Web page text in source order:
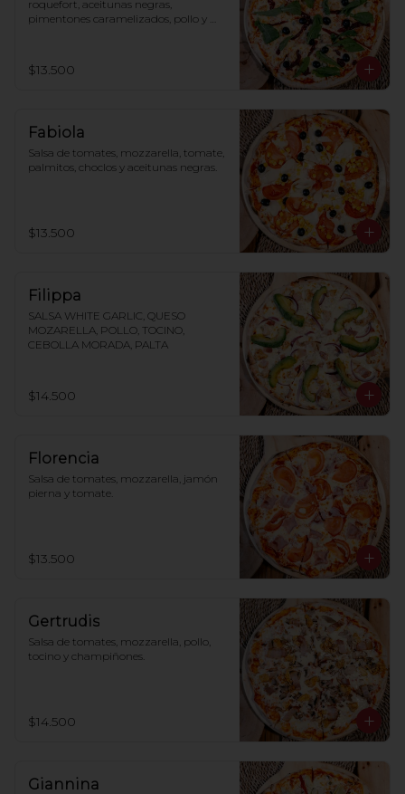
roquefort, aceitunas negras,
pimentones caramelizados, pollo y
$13.500
Fabiola
Salsa de tomates, mozzarella, tomate,
palmitos, choclos y aceitunas negras.
$13.500
Filippa
SALSA WHITE GARLIC, QUESO
MOZARELLA, POLLO, TOCINO,
CEBOLLA MORADA, PALTA
$14.500
Florencia
Salsa de tomates, mozzarella, jamón
pierna y tomate.
$13.500
Gertrudis
Salsa de tomates, mozzarella, pollo,
tocino y champiñones.
$14.500
Giannina